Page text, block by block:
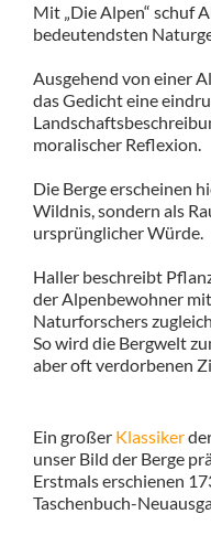
Mit „Die Alpen“ schuf
bedeutendsten
Ausgehend von einer
das Gedicht eine
moralischer Reflexion.
Die Berge erscheinen
Wildnis, sondern als
ursprünglicher Würde.
Haller beschreibt
der Alpenbewohner
Naturforschers
So wird die Bergwelt
aber oft verdorbenen
Ein großer Klassiker
unser Bild der Berge
Erstmals erschienen
Taschenbuch-